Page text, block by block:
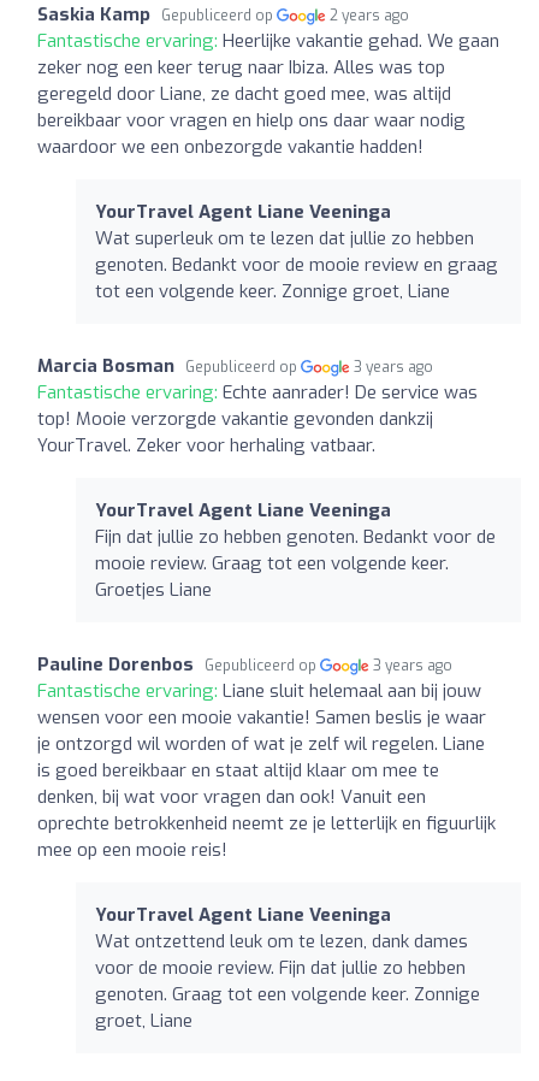
Saskia Kamp Gepubliceerd op 2 years ago
Fantastische ervaring: Heerlijke vakantie gehad. We gaan
zeker nog een keer terug naar Ibiza. Alles was top
geregeld door Liane, ze dacht goed mee, was altijd
bereikbaar voor vragen en hielp ons daar waar nodig
waardoor we een onbezorgde vakantie hadden!
YourTravel Agent Liane Veeninga
Wat superleuk om te lezen dat jullie zo hebben
genoten. Bedankt voor de mooie review en graag
tot een volgende keer. Zonnige groet, Liane
Marcia Bosman Gepubliceerd op 3 years ago
Fantastische ervaring: Echte aanrader! De service was
top! Mooie verzorgde vakantie gevonden dankzij
YourTravel. Zeker voor herhaling vatbaar.
YourTravel Agent Liane Veeninga
Fijn dat jullie zo hebben genoten. Bedankt voor de
mooie review. Graag tot een volgende keer.
Groetjes Liane
Pauline Dorenbos Gepubliceerd op 3 years ago
Fantastische ervaring: Liane sluit helemaal aan bij jouw
wensen voor een mooie vakantie! Samen beslis je waar
je ontzorgd wil worden of wat je zelf wil regelen. Liane
is goed bereikbaar en staat altijd klaar om mee te
denken, bij wat voor vragen dan ook! Vanuit een
oprechte betrokkenheid neemt ze je letterlijk en figuurlijk
mee op een mooie reis!
YourTravel Agent Liane Veeninga
Wat ontzettend leuk om te lezen, dank dames
voor de mooie review. Fijn dat jullie zo hebben
genoten. Graag tot een volgende keer. Zonnige
groet, Liane